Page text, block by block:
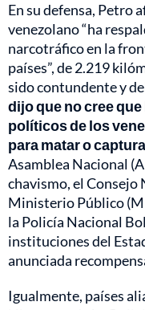
En su defensa, Petro
venezolano “ha
narcotráfico en la
países”, de 2.219
sido contundente y
dijo que no cree
políticos de los
para matar o
Asamblea Nacional
chavismo, el Consejo
Ministerio Público
la Policía Nacional
instituciones del
anunciada
Igualmente, países